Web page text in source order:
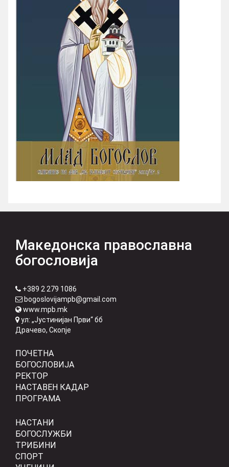
Македонска православна
богословија
+389 2 279 1086
bogoslovijampb@gmail.com
www.mpb.mk
ул: „Јустинијан Први“ бб
Драчево, Скопје
ПОЧЕТНА
БОГОСЛОВИЈА
РЕКТОР
НАСТАВЕН КАДАР
ПРОГРАМА
НАСТАНИ
БОГОСЛУЖБИ
ТРИБИНИ
СПОРТ